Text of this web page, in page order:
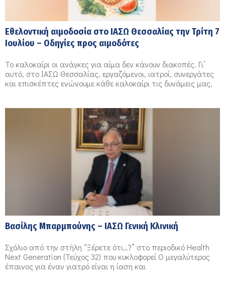
Εθελοντική αιμοδοσία στο ΙΑΣΩ Θεσσαλίας την Τρίτη 7
Ιουλίου – Οδηγίες προς αιμοδότες
Το καλοκαίρι οι ανάγκες για αίμα δεν κάνουν διακοπές. Γι’
αυτό, στο ΙΑΣΩ Θεσσαλίας, εργαζόμενοι, ιατροί, συνεργάτες
και επισκέπτες ενώνουμε κάθε καλοκαίρι τις δυνάμεις μας,
Βασίλης Μπαρμπούνης – ΙΑΣΩ Γενική Κλινική
Σχόλιο από την στήλη “Ξέρετε ότι…?” στο περιοδικό Health
Next Generation (Τεύχος 32) που κυκλοφορεί Ο μεγαλύτερος
έπαινος για έναν γιατρό είναι η ίαση και